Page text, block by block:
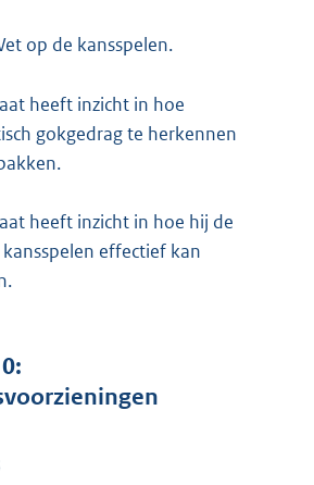
op de kansspelen.
heeft inzicht in hoe
gokgedrag te herkennen
heeft inzicht in hoe hij de
effectief kan